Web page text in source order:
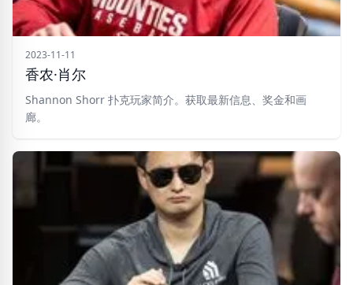
2023-11-11
香农·肖尔
Shannon Shorr 扑克玩家简介。获取最新信息、奖金和画
廊。